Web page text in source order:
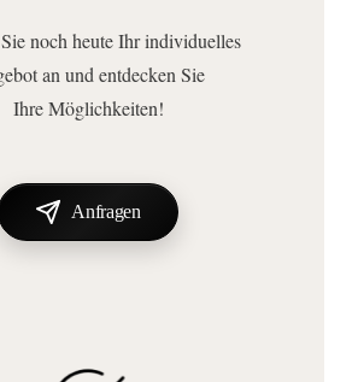
noch heute Ihr individuelles
an und entdecken Sie
Ihre Möglichkeiten!
Anfragen